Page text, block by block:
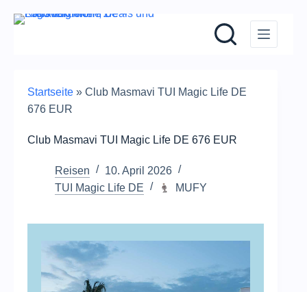
Zum
Startseite » Club Masmavi TUI Magic Life DE
676 EUR
Club Masmavi TUI Magic Life DE 676 EUR
Reisen
10. April 2026
TUI Magic Life DE
MUFY